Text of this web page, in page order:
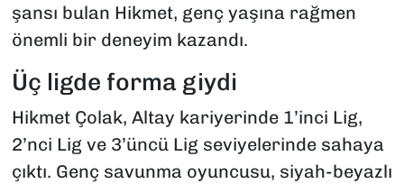
şansı bulan Hikmet, genç yaşına rağmen
önemli bir deneyim kazandı.
Üç ligde forma giydi
Hikmet Çolak, Altay kariyerinde 1’inci Lig,
2’nci Lig ve 3’üncü Lig seviyelerinde sahaya
çıktı. Genç savunma oyuncusu, siyah-beyazlı